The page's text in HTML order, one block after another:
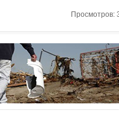
Просмотров: